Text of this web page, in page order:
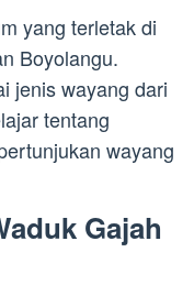
yang terletak di
Boyolangu.
jenis wayang dari
tentang
wayang
Gajah